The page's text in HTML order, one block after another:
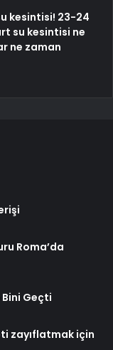
kesintisi! 23-24
su kesintisi ne
ne zaman
Roma’da
Bini Geçti
zayıflatmak için